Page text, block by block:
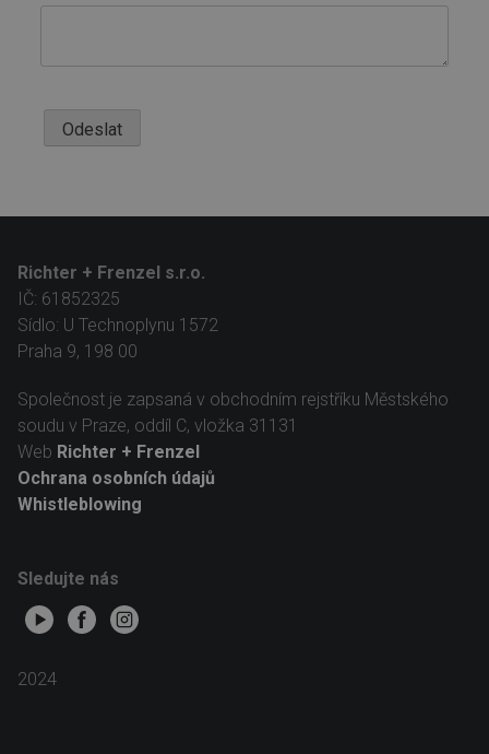
Odeslat
Richter + Frenzel s.r.o.
IČ: 61852325
Sídlo: U Technoplynu 1572
Praha 9, 198 00
Společnost je zapsaná v obchodním rejstříku Městského
soudu v Praze, oddíl C, vložka 31131
Web Richter + Frenzel
Ochrana osobních údajů
Whistleblowing
Sledujte nás
2024